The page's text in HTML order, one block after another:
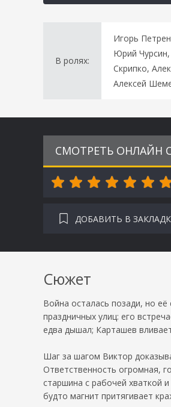
В ролях:
Игорь
Юрий
Скрипко,
Алексей
СМОТРЕТЬ ОНЛАЙН
ДОБАВИТЬ В
Сюжет
Война осталась позади, но
праздничных улиц: его
едва дышал; Карташев
Шаг за шагом Виктор
Ответственность огромная,
старшина с рабочей хваткой
будто магнит притягивает